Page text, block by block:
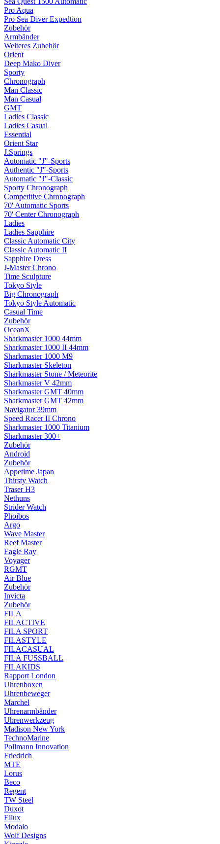
Pro Aqua
Pro Sea Diver Expedtion
Zubehör
Armbänder
Weiteres Zubehör
Orient
Deep Mako Diver
Sporty
Chronograph
Man Classic
Man Casual
GMT
Ladies Classic
Ladies Casual
Essential
Orient Star
J.Springs
Automatic "J"-Sports
Authentic "J"-Sports
Automatic "J"-Classic
Sporty Chronograph
Competitive Chronograph
70' Automatic Sports
70' Center Chronograph
Ladies
Ladies Sapphire
Classic Automatic City
Classic Automatic II
Sapphire Dress
J-Master Chrono
Time Sculpture
Tokyo Style
Big Chronograph
Tokyo Style Automatic
Casual Time
Zubehör
OceanX
Sharkmaster 1000 44mm
Sharkmaster 1000 II 44mm
Sharkmaster 1000 M9
Sharkmaster Skeleton
Sharkmaster Stone / Meteorite
Sharkmaster V 42mm
Sharkmaster GMT 40mm
Sharkmaster GMT 42mm
Navigator 39mm
Speed Racer II Chrono
Sharkmaster 1000 Titanium
Sharkmaster 300+
Zubehör
Android
Zubehör
Appetime Japan
Thirsty Watch
Traser H3
Nethuns
Strider Watch
Phoibos
Argo
Wave Master
Reef Master
Eagle Ray
Voyager
RGMT
Air Blue
Zubehör
Invicta
Zubehör
FILA
FILACTIVE
FILA SPORT
FILASTYLE
FILACASUAL
FILA FUSSBALL
FILAKIDS
Rapport London
Uhrenboxen
Uhrenbeweger
Marchel
Uhrenarmbänder
Uhrenwerkzeug
Madison New York
TechnoMarine
Pollmann Innovation
Friedrich
MTE
Lorus
Beco
Regent
TW Steel
Duxot
Eilux
Modalo
Wolf Designs